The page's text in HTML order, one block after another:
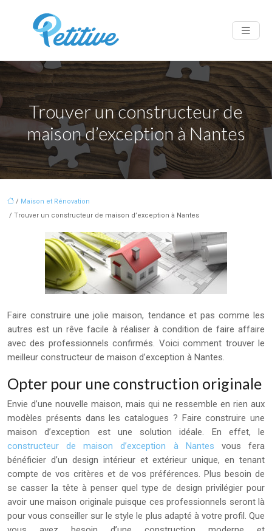
Trouver un constructeur de
maison d’exception à Nantes
/ Maison et Rénovation
/ Trouver un constructeur de maison d’exception à Nantes
Faire construire une jolie maison, tendance et pas comme les
autres est un rêve facile à réaliser à condition de faire affaire
avec des professionnels confirmés. Voici comment trouver le
meilleur constructeur de maison d’exception à Nantes.
Opter pour une construction originale
Envie d’une nouvelle maison, mais qui ne ressemble en rien aux
modèles présents dans les catalogues ? Faire construire une
maison d’exception est une solution idéale. En effet, le
constructeur de maison d’exception à Nantes vous fera
bénéficier d’un design intérieur et extérieur unique, en tenant
compte de vos critères et de vos préférences. Plus besoin de
se casser la tête à penser quel type de design privilégier pour
avoir une maison originale puisque ces professionnels seront là
pour vous conseiller sur le style le plus adapté à votre profil. Que